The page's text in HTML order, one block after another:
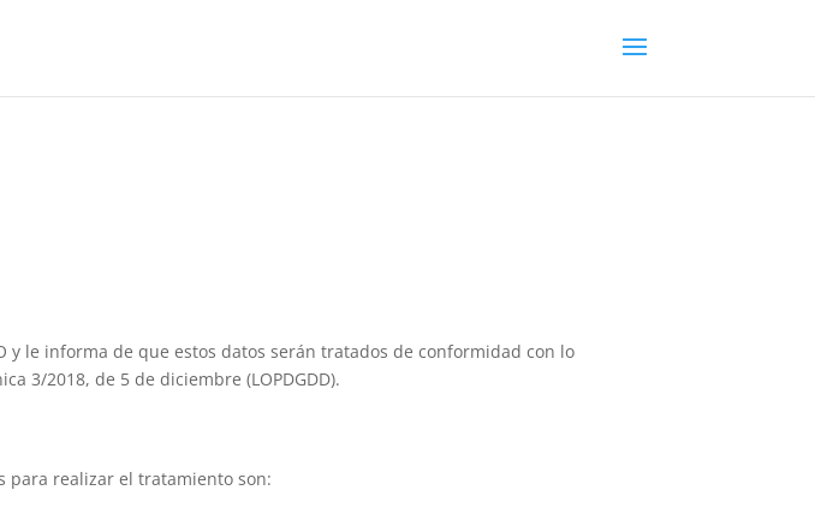
y le informa de que estos datos serán tratados de conformidad con lo
3/2018, de 5 de diciembre (LOPDGDD).
para realizar el tratamiento son: